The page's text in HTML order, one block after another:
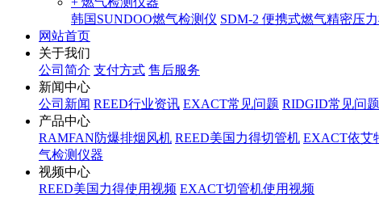
韩国SUNDOO燃气检测仪 SDM-2 便携式燃气精密压
网站首页
关于我们
公司简介 支付方式 售后服务
新闻中心
公司新闻 REED行业资讯 EXACT常见问题 RIDGID常见问题
产品中心
RAMFAN防爆排烟风机 REED美国力得切管机 EXACT依艾
气检测仪器
视频中心
REED美国力得使用视频 EXACT切管机使用视频